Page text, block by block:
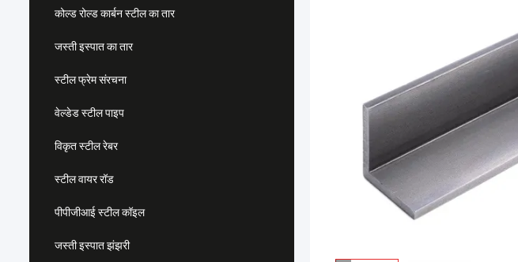
कोल्ड रोल्ड कार्बन स्टील का तार
जस्ती इस्पात का तार
स्टील फ्रेम संरचना
वेल्डेड स्टील पाइप
विकृत स्टील रेबर
स्टील वायर रॉड
पीपीजीआई स्टील कॉइल
जस्ती इस्पात झंझरी